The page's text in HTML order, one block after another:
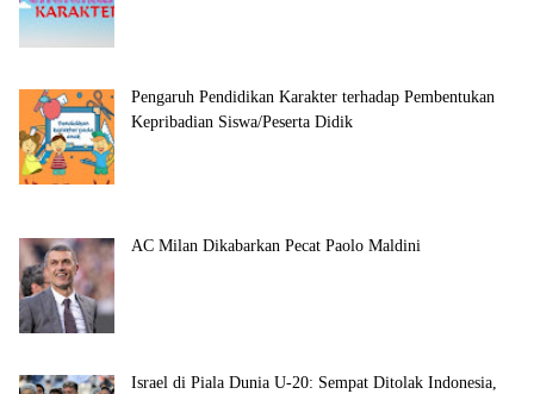
Pengaruh Pendidikan Karakter terhadap Pembentukan
Kepribadian Siswa/Peserta Didik
AC Milan Dikabarkan Pecat Paolo Maldini
Israel di Piala Dunia U-20: Sempat Ditolak Indonesia,